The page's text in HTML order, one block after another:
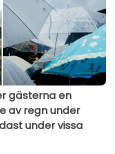
gästerna en
av regn under
under vissa